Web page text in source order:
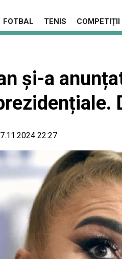
FOTBAL TENIS COMPETIȚII
și-a
22:27